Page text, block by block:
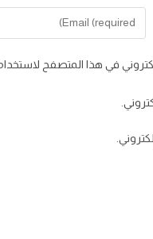
Enter
your
address
في هذا المتصفح